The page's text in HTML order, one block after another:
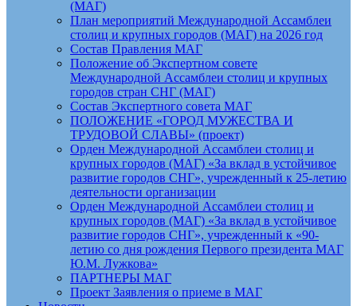
(МАГ)
План мероприятий Международной Ассамблеи
столиц и крупных городов (МАГ) на 2026 год
Состав Правления МАГ
Положение об Экспертном совете
Международной Ассамблеи столиц и крупных
городов стран СНГ (МАГ)
Состав Экспертного совета МАГ
ПОЛОЖЕНИЕ «ГОРОД МУЖЕСТВА И
ТРУДОВОЙ СЛАВЫ» (проект)
Орден Международной Ассамблеи столиц и
крупных городов (МАГ) «За вклад в устойчивое
развитие городов СНГ», учрежденный к 25-летию
деятельности организации
Орден Международной Ассамблеи столиц и
крупных городов (МАГ) «За вклад в устойчивое
развитие городов СНГ», учрежденный к «90-
летию со дня рождения Первого президента МАГ
Ю.М. Лужкова»
ПАРТНЕРЫ МАГ
Проект Заявления о приеме в МАГ